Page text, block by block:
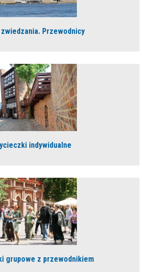
Przewodnicy
indywidualne
grupowe z przewodnikiem